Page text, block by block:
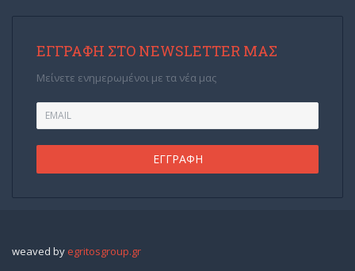
ΕΓΓΡΑΦΉ ΣΤΟ NEWSLETTER ΜΑΣ
Μείνετε ενημερωμένοι με τα νέα μας
weaved by egritosgroup.gr